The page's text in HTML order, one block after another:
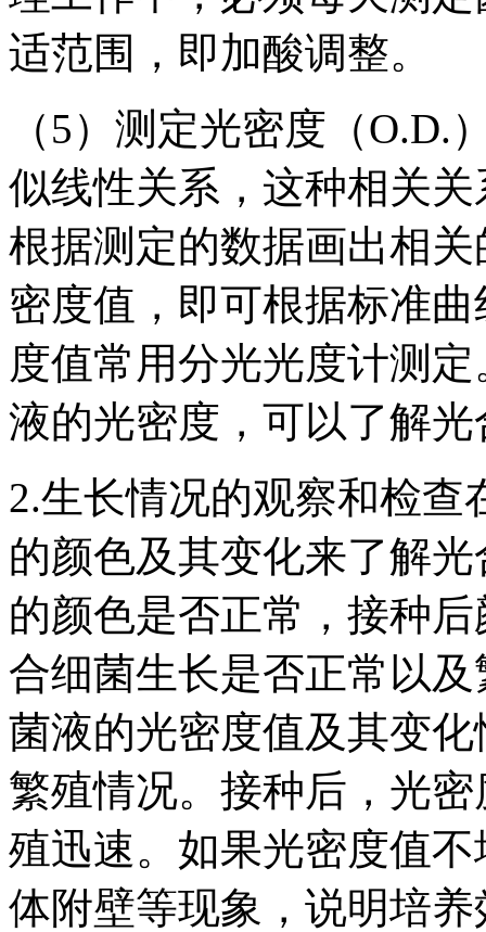
适范围，即加酸调整。
（5）测定光密度（
似线性关系，这种相关
根据测定的数据画出相
密度值，即可根据标准
度值常用分光光度计测
液的光密度，可以了解
2.生长情况的观察和检
的颜色及其变化来了解
的颜色是否正常，接种
合细菌生长是否正常以
菌液的光密度值及其变
繁殖情况。接种后，光
殖迅速。如果光密度值
体附壁等现象，说明培